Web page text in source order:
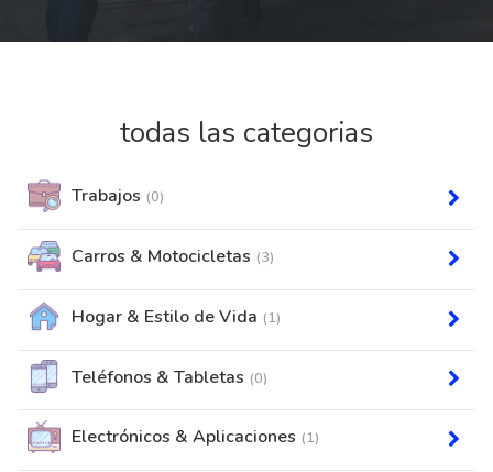
todas las categorias
Trabajos (0)
Carros & Motocicletas (3)
Hogar & Estilo de Vida (1)
Teléfonos & Tabletas (0)
Electrónicos & Aplicaciones (1)